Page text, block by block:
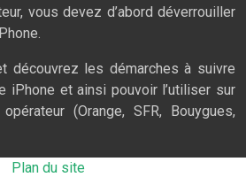
vous devez d’abord déverrouiller
découvrez les démarches à suivre
iPhone et ainsi pouvoir l’utiliser sur
(Orange, SFR, Bouygues,
Plan du site